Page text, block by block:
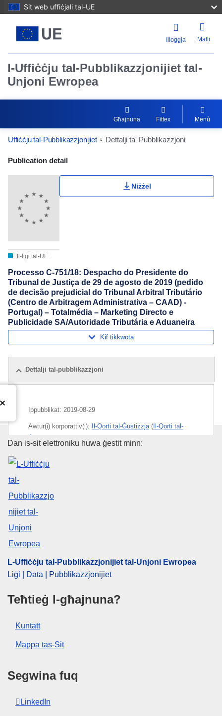
Sit web uffiċjali tal-UE
Illoggja Malti
l-Uffiċċju tal-Pubblikazzjonijiet tal-
Unjoni Ewropea
Għajnuna Fittex Menù
Uffiċċju tal-Pubblikazzjonijiet Dettalji ta' Pubblikazzjoni
Publication Detail Actions Portlet
Publication detail
Il-liġi tal-UE
Niżżel
Processo C-751/18: Despacho do Presidente do
Tribunal de Justiça de 29 de agosto de 2019 (pedido
de decisão prejudicial do Tribunal Arbitral Tributário
(Centro de Arbitragem Administrativa – CAAD) -
Portugal) – Totalmédia – Marketing Directo e
Publicidade SA/Autoridade Tributária e Aduaneira
Kif tikkwota
Dettalji tal-pubblikazzjoni
Ippubblikat: 2019-08-29
Awtur(i) korporattiv(i): Il-Qorti tal-Ġustizzja( Il-Qorti tal-
Ġustizzja tal-Unjoni Ewropea
Suġġett:
L-Uffiċċju tal-Pubblikazzjonijiet
Dan is-sit elettroniku huwa ġestit minn:
L-Uffiċċju tal-Pubblikazzjonijiet tal-Unjoni Ewropea
Liġi | Data | Pubblikazzjonijiet
Teħtieġ l-għajnuna?
Kuntatt
Mappa tas-Sit
Segwina fuq
LinkedIn